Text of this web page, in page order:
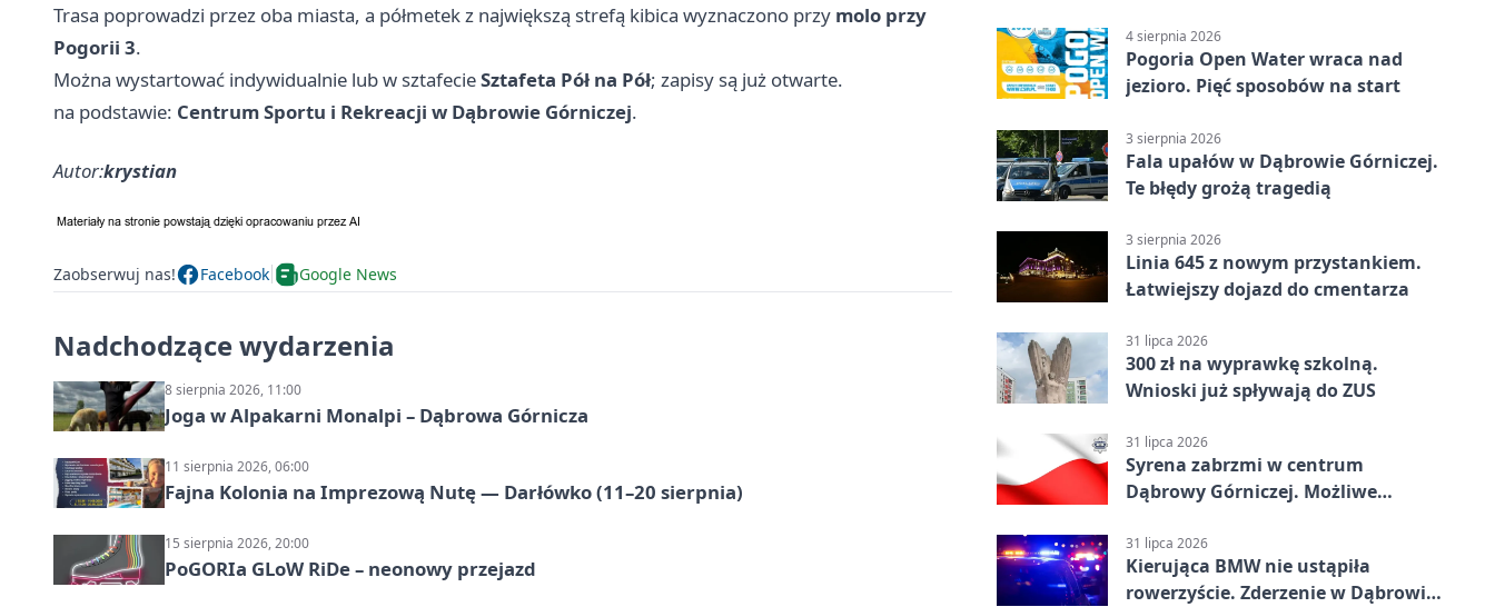
Trasa poprowadzi przez oba miasta, a półmetek z największą strefą kibica wyznaczono przy molo przy
Pogorii 3.
Można wystartować indywidualnie lub w sztafecieSztafeta Pół na Pół; zapisy są już otwarte.
na podstawie: Centrum Sportu i Rekreacji w Dąbrowie Górniczej.
Autor:krystian
Zaobserwuj nas! Facebook Google News
Nadchodzące wydarzenia
8 sierpnia 2026, 11:00
Joga w Alpakarni Monalpi – Dąbrowa Górnicza
11 sierpnia 2026, 06:00
Fajna Kolonia na Imprezową Nutę — Darłówko (11–20 sierpnia)
15 sierpnia 2026, 20:00
PoGORIa GLoW RiDe – neonowy przejazd
4 sierpnia 2026
Pogoria Open Water wraca nad
jezioro. Pięć sposobów na start
3 sierpnia 2026
Fala upałów w Dąbrowie Górniczej.
Te błędy grożą tragedią
3 sierpnia 2026
Linia 645 z nowym przystankiem.
Łatwiejszy dojazd do cmentarza
31 lipca 2026
300 zł na wyprawkę szkolną.
Wnioski już spływają do ZUS
31 lipca 2026
Syrena zabrzmi w centrum
Dąbrowy Górniczej. Możliwe
31 lipca 2026
Kierująca BMW nie ustąpiła
rowerzyście. Zderzenie w Dąbrowie